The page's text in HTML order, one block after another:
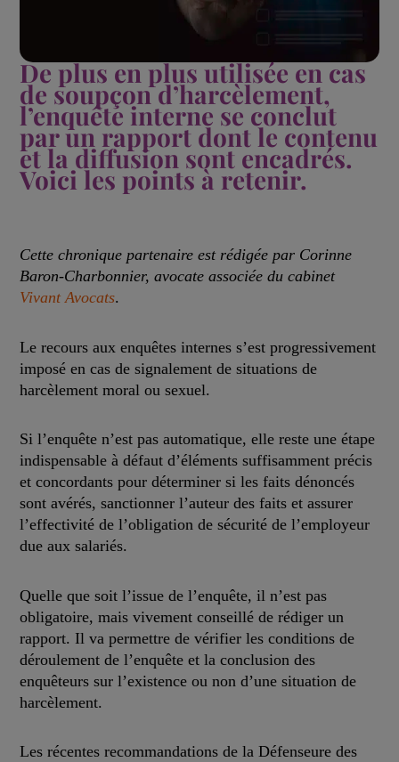
De plus en plus utilisée en cas
de soupçon d’harcèlement,
l’enquête interne se conclut
par un rapport dont le contenu
et la diffusion sont encadrés.
Voici les points à retenir.
Cette chronique partenaire est rédigée par Corinne
Baron-Charbonnier, avocate associée du cabinet
Vivant Avocats.
Le recours aux enquêtes internes s’est progressivement
imposé en cas de signalement de situations de
harcèlement moral ou sexuel.
Si l’enquête n’est pas automatique, elle reste une étape
indispensable à défaut d’éléments suffisamment précis
et concordants pour déterminer si les faits dénoncés
sont avérés, sanctionner l’auteur des faits et assurer
l’effectivité de l’obligation de sécurité de l’employeur
due aux salariés.
Quelle que soit l’issue de l’enquête, il n’est pas
obligatoire, mais vivement conseillé de rédiger un
rapport. Il va permettre de vérifier les conditions de
déroulement de l’enquête et la conclusion des
enquêteurs sur l’existence ou non d’une situation de
harcèlement.
Les récentes recommandations de la Défenseure des